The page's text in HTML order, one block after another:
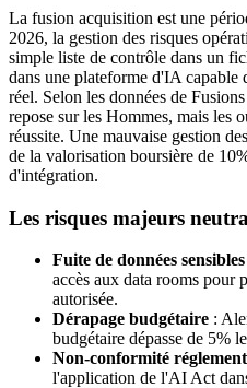
La fusion acquisition est une
2026, la gestion des risques
simple liste de contrôle dans un
dans une plateforme d'IA capable
réel. Selon les données de
repose sur les Hommes, mais les
réussite. Une mauvaise gestion
de la valorisation boursière de
d'intégration.
Les risques majeurs
Fuite de données sensibles
accès aux data rooms pour
autorisée.
Dérapage budgétaire :
budgétaire dépasse de 5%
Non-conformité
l'application de l'AI Act